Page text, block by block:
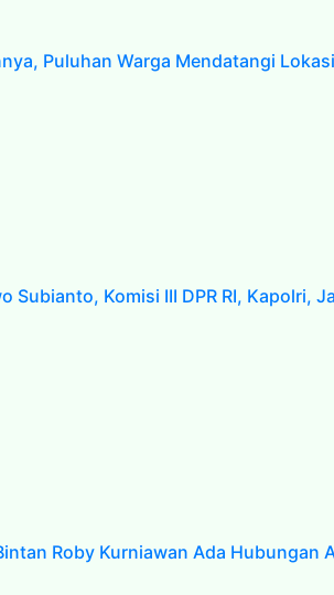
Puluhan Warga Mendatangi
Subianto, Komisi III DPR RI, Kapolri,
Roby Kurniawan Ada Hubungan